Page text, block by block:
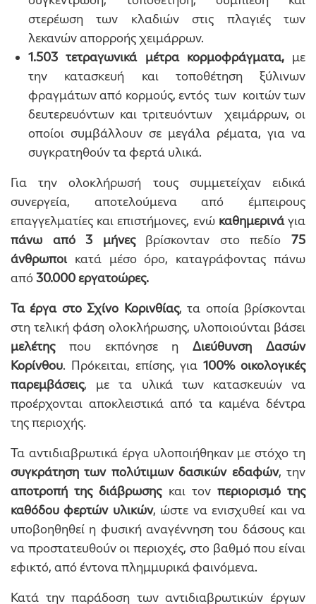
στερέωση των κλαδιών στις πλαγιές των
λεκανών απορροής χειμάρρων.
1.503 τετραγωνικά μέτρα κορμοφράγματα, με
την κατασκευή και τοποθέτηση ξύλινων
φραγμάτων από κορμούς, εντός των κοιτών των
δευτερευόντων και τριτευόντων χειμάρρων, οι
οποίοι συμβάλλουν σε μεγάλα ρέματα, για να
συγκρατηθούν τα φερτά υλικά.
Για την ολοκλήρωσή τους συμμετείχαν ειδικά
συνεργεία, αποτελούμενα από έμπειρους
επαγγελματίες και επιστήμονες, ενώ καθημερινάγια
πάνω από 3 μήνεςβρίσκονταν στο πεδίο75
άνθρωποι κατά μέσο όρο, καταγράφοντας πάνω
από 30.000 εργατοώρες.
Τα έργαστο Σχίνο Κορινθίας, τα οποία βρίσκονται
στη τελική φάση ολοκλήρωσης, υλοποιούνται βάσει
μελέτης που εκπόνησε ηΔιεύθυνση Δασών
Κορίνθου. Πρόκειται, επίσης, για100% οικολογικές
παρεμβάσεις, με τα υλικά των κατασκευών να
προέρχονται αποκλειστικά από τα καμένα δέντρα
της περιοχής.
Τα αντιδιαβρωτικά έργα υλοποιήθηκαν με στόχο τη
συγκράτηση των πολύτιμων δασικών εδαφών, την
αποτροπή της διάβρωσηςκαι τον περιορισμό της
καθόδου φερτών υλικών, ώστε να ενισχυθεί και να
υποβοηθηθεί η φυσική αναγέννηση του δάσους και
να προστατευθούν οι περιοχές, στο βαθμό που είναι
εφικτό, από έντονα πλημμυρικά φαινόμενα.
Κατά την παράδοση των αντιδιαβρωτικών έργων